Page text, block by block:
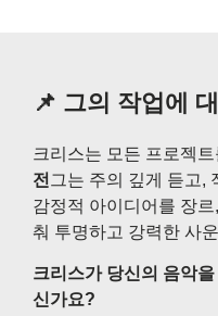
📌 그의 작업에
크리스는 모든 프로젝
전 그는 주의 깊게 듣고,
감정적 아이디어를 장
춰 투명하고 강력한 사
크리스가 당신의 음악
신가요?